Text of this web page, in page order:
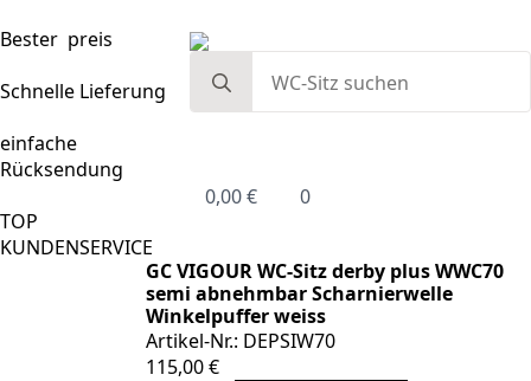
Bester preis
Schnelle Lieferung
einfache
Rücksendung
TOP
KUNDENSERVICE
for:
0,00€ 0
GC VIGOUR WC-Sitz derby plus WWC70
semi abnehmbar Scharnierwelle
Winkelpuffer weiss
Artikel-Nr.: DEPSIW70
115,00€